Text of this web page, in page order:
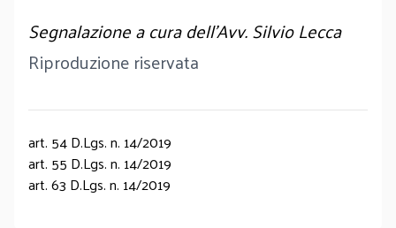
Segnalazione a cura dell'Avv. Silvio Lecca
Riproduzione riservata
art. 54 D.Lgs. n. 14/2019
art. 55 D.Lgs. n. 14/2019
art. 63 D.Lgs. n. 14/2019